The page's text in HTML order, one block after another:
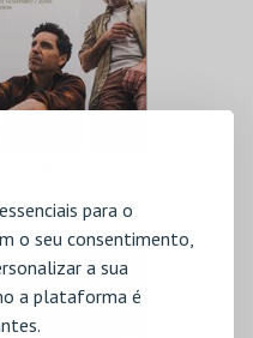
para o
o seu consentimento,
a sua
a plataforma é
MAIS INFO
COMPRAR
DE LISBOA
MAIS INFO